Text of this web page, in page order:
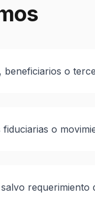
beneficiarios o
o
requerimiento